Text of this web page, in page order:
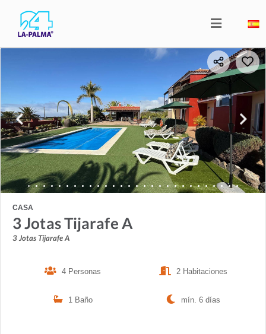
CASA
3 Jotas Tijarafe A
3 Jotas Tijarafe A
4 Personas 2 Habitaciones
1 Baño mín. 6 días